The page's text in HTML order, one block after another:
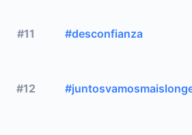
#11 #desconfianza
#12